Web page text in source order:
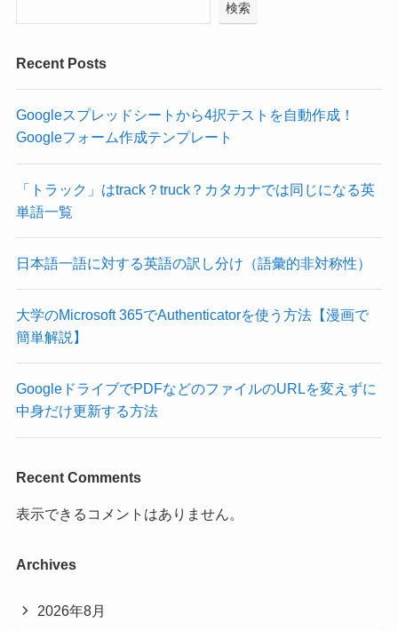
検索
Recent Posts
Googleスプレッドシートから4択テストを自動作成！
Googleフォーム作成テンプレート
「トラック」はtrack？truck？カタカナでは同じになる英
単語一覧
日本語一語に対する英語の訳し分け（語彙的非対称性）
大学のMicrosoft 365でAuthenticatorを使う方法【漫画で
簡単解説】
GoogleドライブでPDFなどのファイルのURLを変えずに
中身だけ更新する方法
Recent Comments
表示できるコメントはありません。
Archives
2026年8月